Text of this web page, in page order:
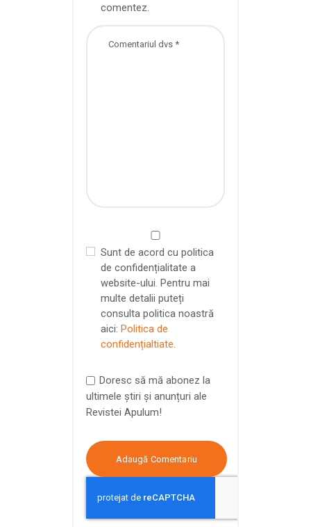
comentez.
Sunt de acord cu politica
de confidențialitate a
website-ului. Pentru mai
multe detalii puteți
consulta politica noastră
aici: Politica de
confidențialtiate.
Doresc să mă abonez la
ultimele știri și anunțuri ale
Revistei Apulum!